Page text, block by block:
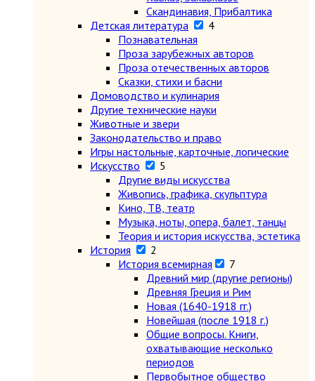
Скандинавия, Прибалтика
Детская литература
4
Познавательная
Проза зарубежных авторов
Проза отечественных авторов
Сказки, стихи и басни
Домоводство и кулинария
Другие технические науки
Животные и звери
Законодательство и право
Игры настольные, карточные, логические
Искусство
5
Другие виды искусства
Живопись, графика, скульптура
Кино, ТВ, театр
Музыка, ноты, опера, балет, танцы
Теория и история искусства, эстетика
История
2
История всемирная
7
Древний мир (другие регионы)
Древняя Греция и Рим
Новая (1640-1918 гг.)
Новейшая (после 1918 г.)
Общие вопросы. Книги,
охватывающие несколько
периодов
Первобытное общество